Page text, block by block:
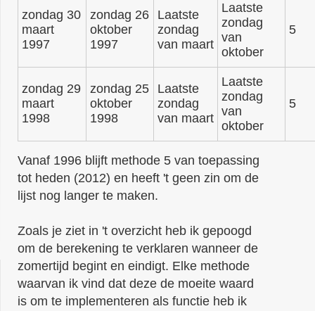
zondag 30
maart
1997
zondag 26
oktober
1997
Laatste
zondag
van maart
Laatste
zondag
van
oktober
5
zondag 29
maart
1998
zondag 25
oktober
1998
Laatste
zondag
van maart
Laatste
zondag
van
oktober
5
Vanaf 1996 blijft methode 5 van toepassing
tot heden (2012) en heeft 't geen zin om de
lijst nog langer te maken.
Zoals je ziet in 't overzicht heb ik gepoogd
om de berekening te verklaren wanneer de
zomertijd begint en eindigt. Elke methode
waarvan ik vind dat deze de moeite waard
is om te implementeren als functie heb ik